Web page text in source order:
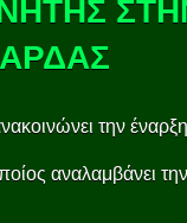
την
αναλαμβάνει